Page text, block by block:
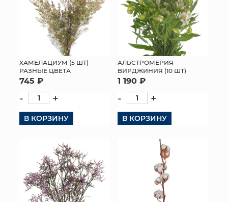
ХАМЕЛАЦИУМ (5 ШТ)
РАЗНЫЕ ЦВЕТА
745 ₽
- +
В КОРЗИНУ
АЛЬСТРОМЕРИЯ
ВИРДЖИНИЯ (10 ШТ)
1 190 ₽
- +
В КОРЗИНУ